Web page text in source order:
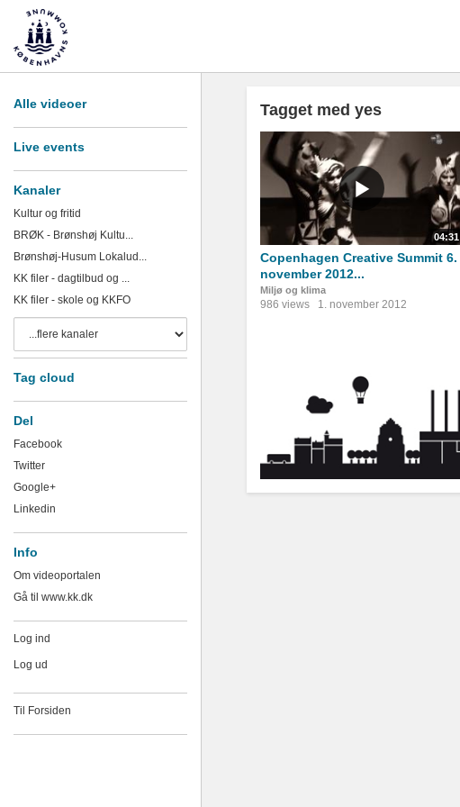
Alle videoer
Live events
Kanaler
Kultur og fritid
BRØK - Brønshøj Kultu...
Brønshøj-Husum Lokalud...
KK filer - dagtilbud og ...
KK filer - skole og KKFO
Tag cloud
Del
Facebook
Twitter
Google+
Linkedin
Info
Om videoportalen
Gå til www.kk.dk
Log ind
Log ud
Til Forsiden
Tagget med yes
04:31
Copenhagen Creative Summit 6.
november 2012...
Miljø og klima
986 views 1. november 2012